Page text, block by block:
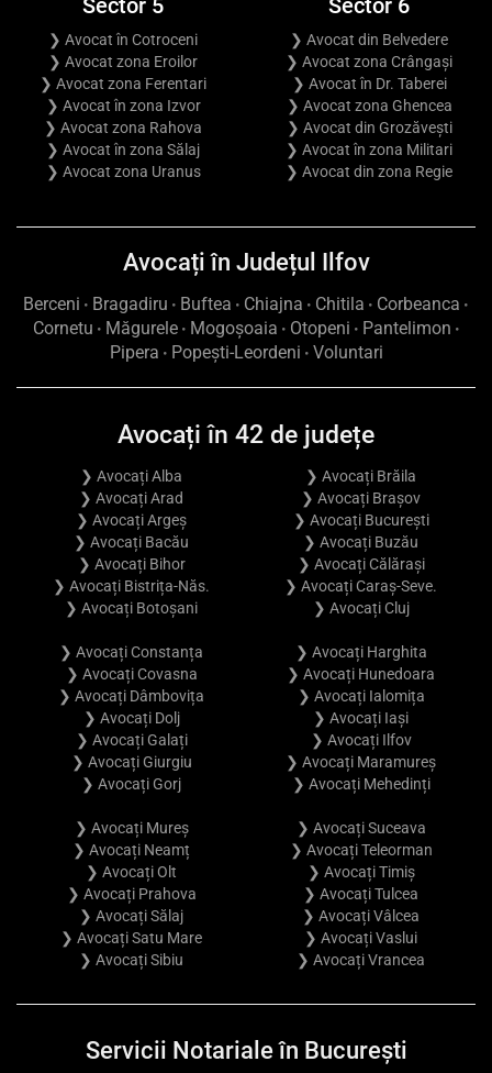
Sector 5
❯ Avocat în Cotroceni
❯ Avocat zona Eroilor
❯ Avocat zona Ferentari
❯ Avocat în zona Izvor
❯ Avocat zona Rahova
❯ Avocat în zona Sălaj
❯ Avocat zona Uranus
Sector 6
❯ Avocat din Belvedere
❯ Avocat zona Crângași
❯ Avocat în Dr. Taberei
❯ Avocat zona Ghencea
❯ Avocat din Grozăvești
❯ Avocat în zona Militari
❯ Avocat din zona Regie
Avocați în Județul Ilfov
Berceni • Bragadiru • Buftea • Chiajna • Chitila • Corbeanca •
Cornetu • Măgurele• Mogoșoaia • Otopeni • Pantelimon •
Pipera • Popești-Leordeni • Voluntari
Avocați în 42 de județe
❯ Avocați Alba
❯ Avocați Arad
❯ Avocați Argeș
❯ Avocați Bacău
❯ Avocați Bihor
❯ Avocați Bistrița-Năs.
❯ Avocați Botoșani
❯ Avocați Brăila
❯ Avocați Brașov
❯ Avocați București
❯ Avocați Buzău
❯ Avocați Călărași
❯ Avocați Caraș-Seve.
❯ Avocați Cluj
❯ Avocați Constanța
❯ Avocați Covasna
❯ Avocați Dâmbovița
❯ Avocați Dolj
❯ Avocați Galați
❯ Avocați Giurgiu
❯ Avocați Gorj
❯ Avocați Harghita
❯ Avocați Hunedoara
❯ Avocați Ialomița
❯ Avocați Iași
❯ Avocați Ilfov
❯ Avocați Maramureș
❯ Avocați Mehedinți
❯ Avocați Mureș
❯ Avocați Neamț
❯ Avocați Olt
❯ Avocați Prahova
❯ Avocați Sălaj
❯ Avocați Satu Mare
❯ Avocați Sibiu
❯ Avocați Suceava
❯ Avocați Teleorman
❯ Avocați Timiș
❯ Avocați Tulcea
❯ Avocați Vâlcea
❯ Avocați Vaslui
❯ Avocați Vrancea
Servicii Notariale în București